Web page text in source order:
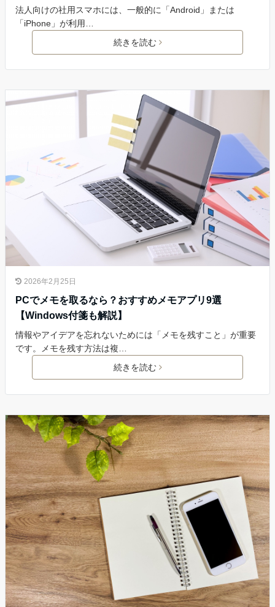
法人向けの社用スマホには、一般的に「Android」または
「iPhone」が利用…
続きを読む
2026年2月25日
PCでメモを取るなら？おすすめメモアプリ9選
【Windows付箋も解説】
情報やアイデアを忘れないためには「メモを残すこと」が重要
です。メモを残す方法は複…
続きを読む